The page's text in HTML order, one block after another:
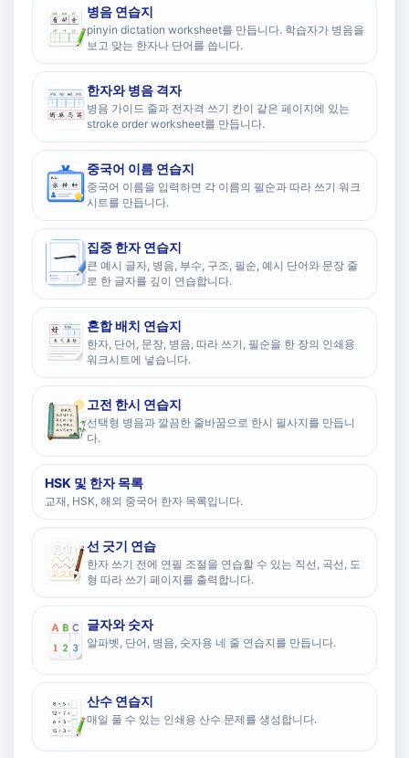
병음 연습지
pinyin dictation worksheet를 만듭니다. 학습자가 병음을
보고 맞는 한자나 단어를 씁니다.
한자와 병음 격자
병음 가이드 줄과 전자격 쓰기 칸이 같은 페이지에 있는
stroke order worksheet를 만듭니다.
중국어 이름 연습지
중국어 이름을 입력하면 각 이름의 필순과 따라 쓰기 워크
시트를 만듭니다.
집중 한자 연습지
큰 예시 글자, 병음, 부수, 구조, 필순, 예시 단어와 문장 줄
로 한 글자를 깊이 연습합니다.
혼합 배치 연습지
한자, 단어, 문장, 병음, 따라 쓰기, 필순을 한 장의 인쇄용
워크시트에 넣습니다.
고전 한시 연습지
선택형 병음과 깔끔한 줄바꿈으로 한시 필사지를 만듭니
다.
HSK 및 한자 목록
교재, HSK, 해외 중국어 한자 목록입니다.
선 긋기 연습
한자 쓰기 전에 연필 조절을 연습할 수 있는 직선, 곡선, 도
형 따라 쓰기 페이지를 출력합니다.
글자와 숫자
알파벳, 단어, 병음, 숫자용 네 줄 연습지를 만듭니다.
산수 연습지
매일 풀 수 있는 인쇄용 산수 문제를 생성합니다.